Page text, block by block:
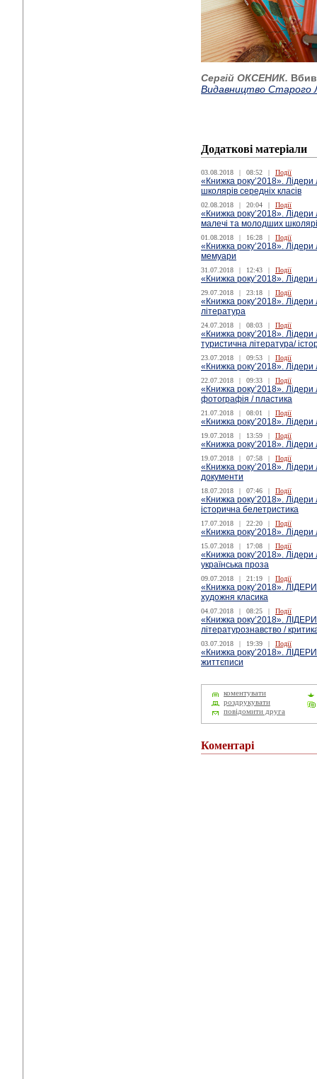
Сергій ОКСЕНИК.
Видавництво Старого
Додаткові матеріали
03.08.2018 | 08:52 | Події
«Книжка року’2018».
школярів середніх класів
02.08.2018 | 20:04 | Події
«Книжка року’2018».
малечі та молодших
01.08.2018 | 16:28 | Події
«Книжка року’2018». Лідери
мемуари
31.07.2018 | 12:43 | Події
«Книжка року’2018». Лідери
29.07.2018 | 23:18 | Події
«Книжка року’2018». Лідери
література
24.07.2018 | 08:03 | Події
«Книжка року’2018». Лідери
туристична література/
23.07.2018 | 09:53 | Події
«Книжка року’2018». Лідери
22.07.2018 | 09:33 | Події
«Книжка року’2018».
фотографія / пластика
21.07.2018 | 08:01 | Події
«Книжка року’2018». Лідери
19.07.2018 | 13:59 | Події
«Книжка року’2018».
19.07.2018 | 07:58 | Події
«Книжка року’2018».
документи
18.07.2018 | 07:46 | Події
«Книжка року’2018».
історична белетристика
17.07.2018 | 22:20 | Події
«Книжка року’2018». Лідери
15.07.2018 | 17:08 | Події
«Книжка року’2018».
українська проза
09.07.2018 | 21:19 | Події
«Книжка року’2018».
художня класика
04.07.2018 | 08:25 | Події
«Книжка року’2018».
літературознавство /
03.07.2018 | 19:39 | Події
«Книжка року’2018».
життєписи
коментувати
роздрукувати
повідомити друга
Коментарі